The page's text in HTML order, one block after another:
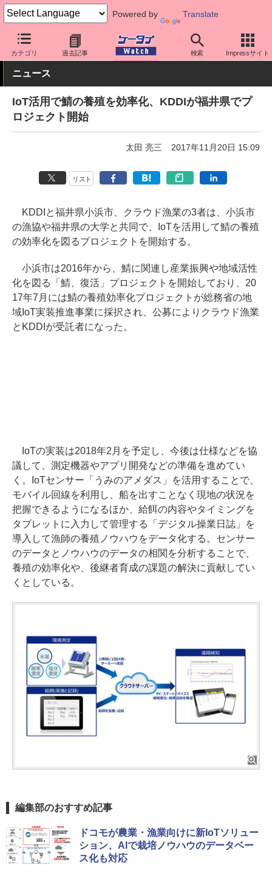
Powered by Translate
カテゴリ 過去記事 検索 Impressサイト
ケータイ Watch キャリア au その他
ニュース
IoT活用で鯖の養殖を効率化、KDDIが福井県でプ
ロジェクト開始
太田 亮三 2017年11月20日 15:09
リスト
KDDIと福井県小浜市、クラウド漁業の3者は、小浜市
の漁協や福井県の大学と共同で、IoTを活用して鯖の養殖
の効率化を図るプロジェクトを開始する。
小浜市は2016年から、鯖に関連し産業振興や地域活性
化を図る「鯖、復活」プロジェクトを開始しており、20
17年7月には鯖の養殖効率化プロジェクトが総務省の地
域IoT実装推進事業に採択され、公募によりクラウド漁業
とKDDIが受託者になった。
IoTの実装は2018年2月を予定し、今後は仕様などを協
議して、測定機器やアプリ開発などの準備を進めてい
く。IoTセンサー「うみのアメダス」を活用することで、
モバイル回線を利用し、船を出すことなく現地の状況を
把握できるようになるほか、給餌の内容やタイミングを
タブレットに入力して管理する「デジタル操業日誌」を
導入して漁師の養殖ノウハウをデータ化する。センサー
のデータとノウハウのデータの相関を分析することで、
養殖の効率化や、後継者育成の課題の解決に貢献してい
くとしている。
編集部のおすすめ記事
ドコモが農業・漁業向けに新IoTソリュー
ション、AIで栽培ノウハウのデータベー
ス化も対応